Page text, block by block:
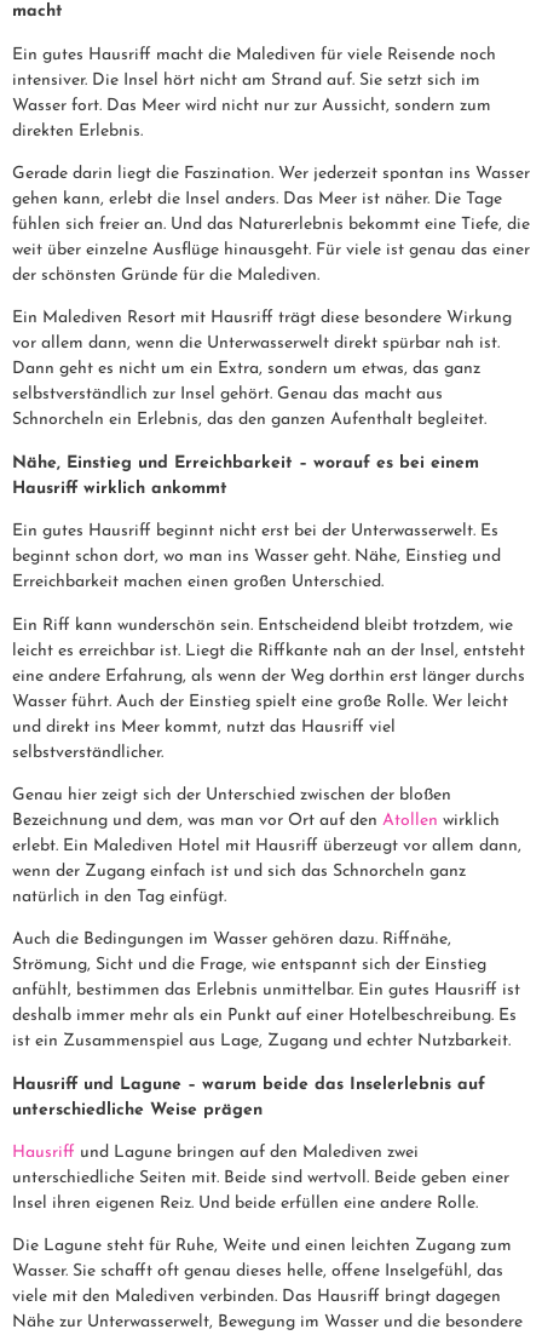
macht
Ein gutes Hausriff macht die Malediven für viele Reisende noch
intensiver. Die Insel hört nicht am Strand auf. Sie setzt sich im
Wasser fort. Das Meer wird nicht nur zur Aussicht, sondern zum
direkten Erlebnis.
Gerade darin liegt die Faszination. Wer jederzeit spontan ins Wasser
gehen kann, erlebt die Insel anders. Das Meer ist näher. Die Tage
fühlen sich freier an. Und das Naturerlebnis bekommt eine Tiefe, die
weit über einzelne Ausflüge hinausgeht. Für viele ist genau das einer
der schönsten Gründe für die Malediven.
Ein Malediven Resort mit Hausriff trägt diese besondere Wirkung
vor allem dann, wenn die Unterwasserwelt direkt spürbar nah ist.
Dann geht es nicht um ein Extra, sondern um etwas, das ganz
selbstverständlich zur Insel gehört. Genau das macht aus
Schnorcheln ein Erlebnis, das den ganzen Aufenthalt begleitet.
Nähe, Einstieg und Erreichbarkeit – worauf es bei einem
Hausriff wirklich ankommt
Ein gutes Hausriff beginnt nicht erst bei der Unterwasserwelt. Es
beginnt schon dort, wo man ins Wasser geht. Nähe, Einstieg und
Erreichbarkeit machen einen großen Unterschied.
Ein Riff kann wunderschön sein. Entscheidend bleibt trotzdem, wie
leicht es erreichbar ist. Liegt die Riffkante nah an der Insel, entsteht
eine andere Erfahrung, als wenn der Weg dorthin erst länger durchs
Wasser führt. Auch der Einstieg spielt eine große Rolle. Wer leicht
und direkt ins Meer kommt, nutzt das Hausriff viel
selbstverständlicher.
Genau hier zeigt sich der Unterschied zwischen der bloßen
Bezeichnung und dem, was man vor Ort auf den Atollen wirklich
erlebt. Ein Malediven Hotel mit Hausriff überzeugt vor allem dann,
wenn der Zugang einfach ist und sich das Schnorcheln ganz
natürlich in den Tag einfügt.
Auch die Bedingungen im Wasser gehören dazu. Riffnähe,
Strömung, Sicht und die Frage, wie entspannt sich der Einstieg
anfühlt, bestimmen das Erlebnis unmittelbar. Ein gutes Hausriff ist
deshalb immer mehr als ein Punkt auf einer Hotelbeschreibung. Es
ist ein Zusammenspiel aus Lage, Zugang und echter Nutzbarkeit.
Hausriff und Lagune – warum beide das Inselerlebnis auf
unterschiedliche Weise prägen
Hausriff und Lagune bringen auf den Malediven zwei
unterschiedliche Seiten mit. Beide sind wertvoll. Beide geben einer
Insel ihren eigenen Reiz. Und beide erfüllen eine andere Rolle.
Die Lagune steht für Ruhe, Weite und einen leichten Zugang zum
Wasser. Sie schafft oft genau dieses helle, offene Inselgefühl, das
viele mit den Malediven verbinden. Das Hausriff bringt dagegen
Nähe zur Unterwasserwelt, Bewegung im Wasser und die besondere